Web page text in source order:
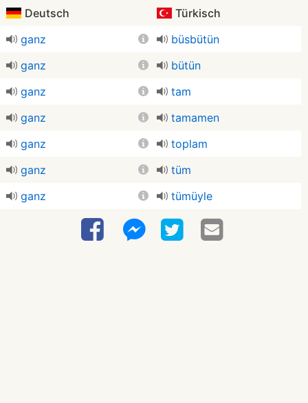
Deutsch
Türkisch
ganz
büsbütün
ganz
bütün
ganz
tam
ganz
tamamen
ganz
toplam
ganz
tüm
ganz
tümüyle